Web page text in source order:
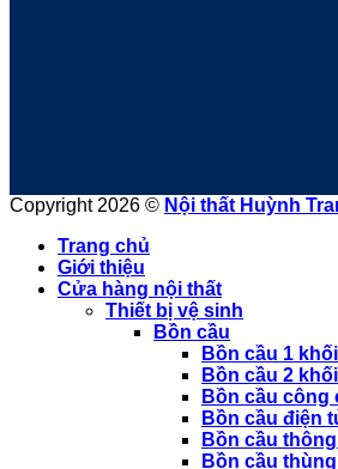
Copyright 2026 © Nội thất Huỳnh
Trang chủ
Giới thiệu
Cửa hàng nội thất
Thiết bị vệ sinh
Bồn cầu
Bồn cầu 1 khối
Bồn cầu 2 khối
Bồn cầu công
Bồn cầu điện
Bồn cầu
Bồn cầu